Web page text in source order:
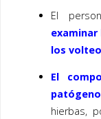
El
los
El
hierbas,